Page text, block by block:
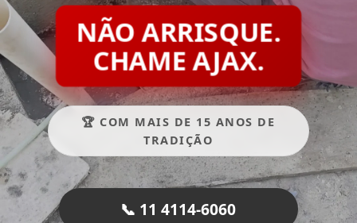
NÃO ARRISQUE.
CHAME AJAX.
🏆 COM MAIS DE 15 ANOS DE
TRADIÇÃO
📞 11 4114-6060